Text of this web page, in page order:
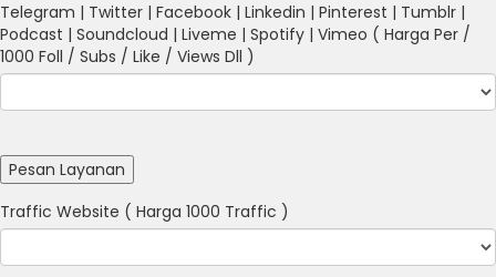
Telegram | Twitter | Facebook | Linkedin | Pinterest | Tumblr |
Podcast | Soundcloud | Liveme | Spotify | Vimeo ( Harga Per /
1000 Foll / Subs / Like / Views Dll )
Traffic Website ( Harga 1000 Traffic )